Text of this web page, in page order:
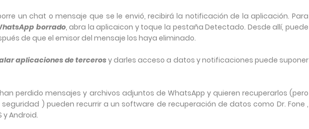
un chat o mensaje que se le envió, recibirá la notificación de la aplicación. Para
borrado, abra la aplicaicon y toque la pestaña Detectado. Desde allí, puede
de que el emisor del mensaje los haya eliminado.
aplicaciones de tercerosy darles acceso a datos y notificaciones puede suponer
perdido mensajes y archivos adjuntos de WhatsApp y quieren recuperarlos (pero
) pueden recurrir a un software de recuperación de datos como Dr. Fone ,
y Android.